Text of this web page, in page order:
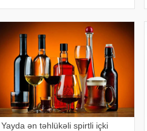
hallara səbəb ol
Yayda ən təhlükəli spirtli içki